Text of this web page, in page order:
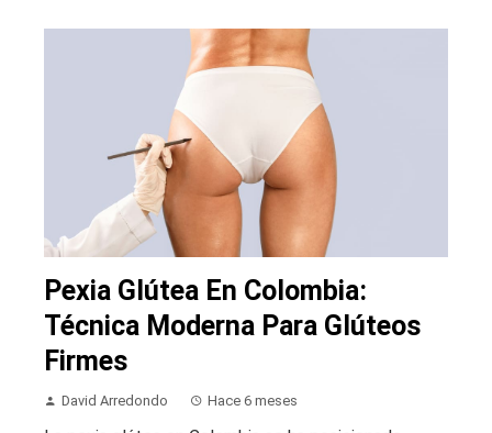
Pexia Glútea En Colombia:
Técnica Moderna Para Glúteos
Firmes
David Arredondo Hace 6 meses